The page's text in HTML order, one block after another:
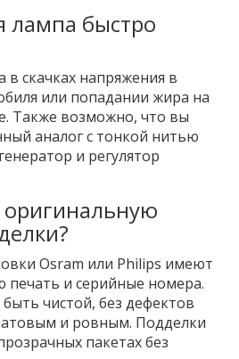
лампа быстро
скачках напряжения в
или попадании жира на
Также возможно, что вы
аналог с тонкой нитью
и регулятор
оригинальную
Osram или Philips имеют
печать и серийные номера.
чистой, без дефектов
и ровным. Подделки
пакетах без